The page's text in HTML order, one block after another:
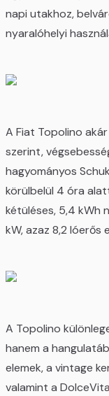
napi utakhoz,
nyaralóhelyi
A Fiat Topolino
szerint,
hagyományos
körülbelül 4 óra
kétüléses, 5,4 kWh
kW, azaz 8,2 lóerős
A Topolino
hanem a
elemek, a vintage
valamint a